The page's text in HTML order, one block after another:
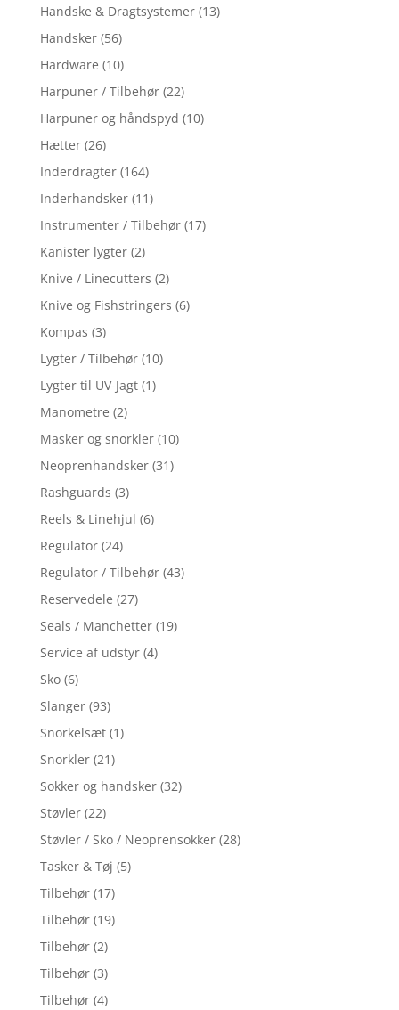
Handske & Dragtsystemer (13)
Handsker (56)
Hardware (10)
Harpuner / Tilbehør (22)
Harpuner og håndspyd (10)
Hætter (26)
Inderdragter (164)
Inderhandsker (11)
Instrumenter / Tilbehør (17)
Kanister lygter (2)
Knive / Linecutters (2)
Knive og Fishstringers (6)
Kompas (3)
Lygter / Tilbehør (10)
Lygter til UV-Jagt (1)
Manometre (2)
Masker og snorkler (10)
Neoprenhandsker (31)
Rashguards (3)
Reels & Linehjul (6)
Regulator (24)
Regulator / Tilbehør (43)
Reservedele (27)
Seals / Manchetter (19)
Service af udstyr (4)
Sko (6)
Slanger (93)
Snorkelsæt (1)
Snorkler (21)
Sokker og handsker (32)
Støvler (22)
Støvler / Sko / Neoprensokker (28)
Tasker & Tøj (5)
Tilbehør (17)
Tilbehør (19)
Tilbehør (2)
Tilbehør (3)
Tilbehør (4)